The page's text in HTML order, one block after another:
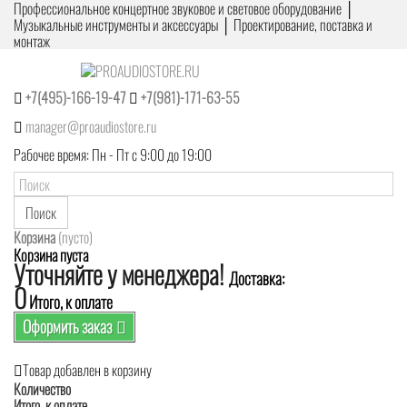
Профессиональное концертное звуковое и световое оборудование │
Музыкальные инструменты и аксессуары │ Проектирование, поставка и
монтаж
+7(495)-166-19-47
+7(981)-171-63-55
manager@proaudiostore.ru
Рабочее время: Пн - Пт с 9:00 до 19:00
Поиск
Корзина(пусто)
Корзина пуста
Уточняйте у менеджера! Доставка:
0Итого, к оплате
Оформить заказ
Товар добавлен в корзину
Количество